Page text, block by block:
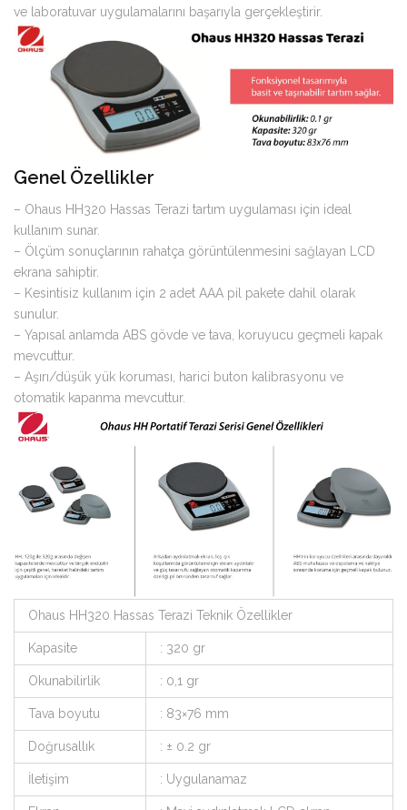
ve laboratuvar uygulamalarını başarıyla gerçekleştirir.
Genel Özellikler
– Ohaus HH320 Hassas Terazi tartım uygulaması için ideal
kullanım sunar.
– Ölçüm sonuçlarının rahatça görüntülenmesini sağlayan LCD
ekrana sahiptir.
– Kesintisiz kullanım için 2 adet AAA pil pakete dahil olarak
sunulur.
– Yapısal anlamda ABS gövde ve tava, koruyucu geçmeli kapak
mevcuttur.
– Aşırı/düşük yük koruması, harici buton kalibrasyonu ve
otomatik kapanma mevcuttur.
Ohaus HH320 Hassas Terazi Teknik Özellikler
Kapasite : 320 gr
Okunabilirlik : 0,1 gr
Tava boyutu : 83×76 mm
Doğrusallık : ± 0.2 gr
İletişim : Uygulanamaz